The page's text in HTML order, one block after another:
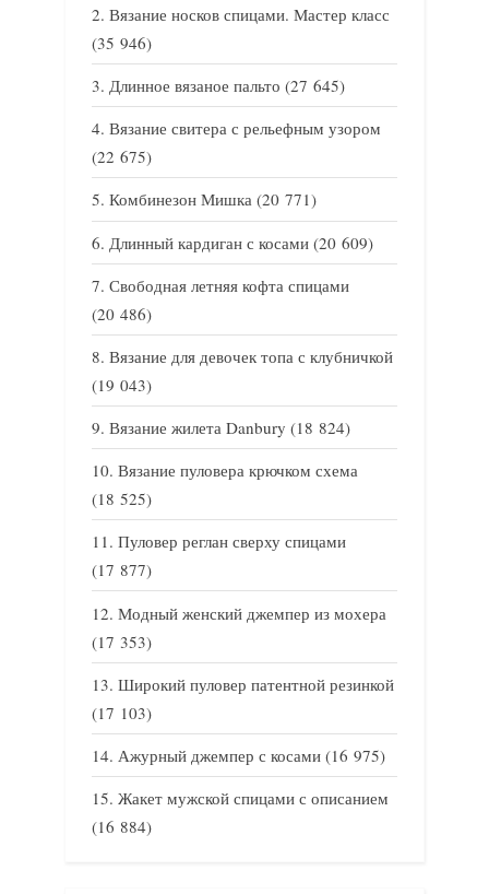
Вязание носков спицами. Мастер класс
(35 946)
Длинное вязаное пальто (27 645)
Вязание свитера с рельефным узором
(22 675)
Комбинезон Мишка (20 771)
Длинный кардиган с косами (20 609)
Свободная летняя кофта спицами
(20 486)
Вязание для девочек топа с клубничкой
(19 043)
Вязание жилета Danbury (18 824)
Вязание пуловера крючком схема
(18 525)
Пуловер реглан сверху спицами
(17 877)
Модный женский джемпер из мохера
(17 353)
Широкий пуловер патентной резинкой
(17 103)
Ажурный джемпер с косами (16 975)
Жакет мужской спицами с описанием
(16 884)